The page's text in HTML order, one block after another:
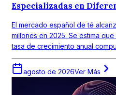
Especializadas en
El mercado español de té
millones en 2025. Se estima
tasa de crecimiento anual
entre 2026 y 2035, para
millones en 2035.
agosto de 2026Ver Más